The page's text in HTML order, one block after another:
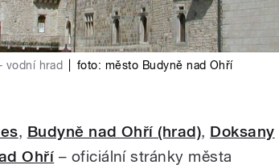
vodní hrad foto: město Budyně nad Ohří
, Budyně nad Ohří (hrad), Doksany
Ohří– oficiální stránky města